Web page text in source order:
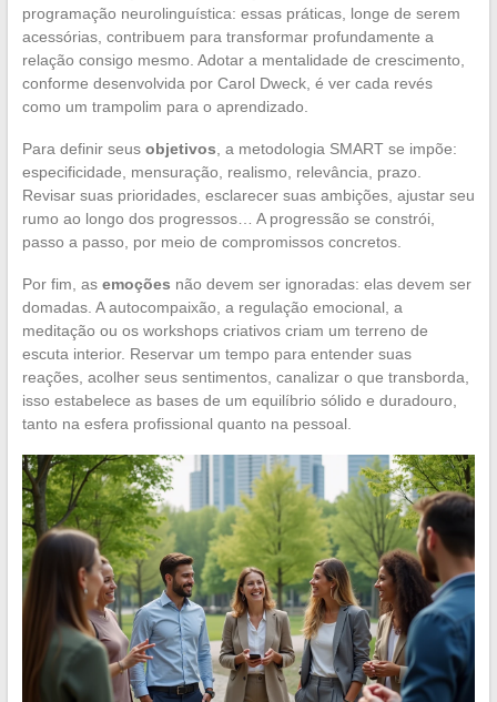
programação neurolinguística: essas práticas, longe de serem
acessórias, contribuem para transformar profundamente a
relação consigo mesmo. Adotar a mentalidade de crescimento,
conforme desenvolvida por Carol Dweck, é ver cada revés
como um trampolim para o aprendizado.
Para definir seus objetivos , a metodologia SMART se impõe:
especificidade, mensuração, realismo, relevância, prazo.
Revisar suas prioridades, esclarecer suas ambições, ajustar seu
rumo ao longo dos progressos… A progressão se constrói,
passo a passo, por meio de compromissos concretos.
Por fim, as emoções não devem ser ignoradas: elas devem ser
domadas. A autocompaixão, a regulação emocional, a
meditação ou os workshops criativos criam um terreno de
escuta interior. Reservar um tempo para entender suas
reações, acolher seus sentimentos, canalizar o que transborda,
isso estabelece as bases de um equilíbrio sólido e duradouro,
tanto na esfera profissional quanto na pessoal.